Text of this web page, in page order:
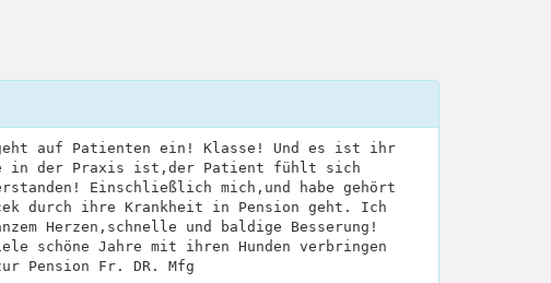
auf Patienten ein! Klasse! Und es ist ihr
in der Praxis ist,der Patient fühlt sich
Einschließlich mich,und habe gehört
durch ihre Krankheit in Pension geht. Ich
Herzen,schnelle und baldige Besserung!
schöne Jahre mit ihren Hunden verbringen
Pension Fr. DR. Mfg